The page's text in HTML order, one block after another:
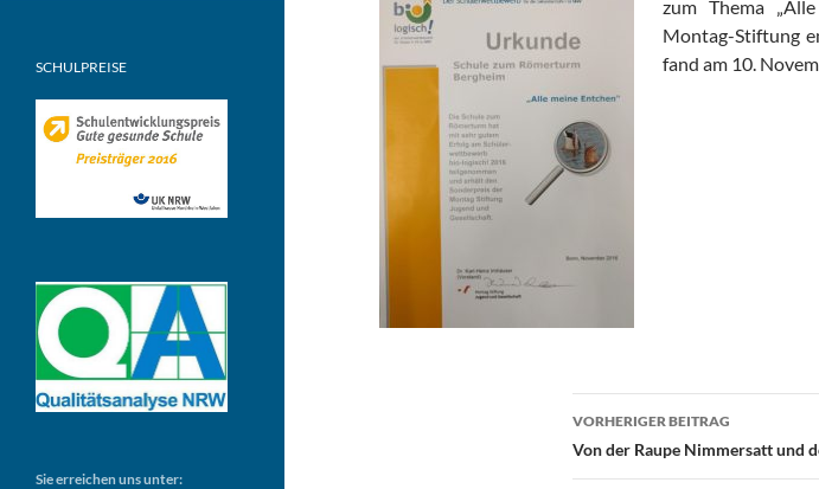
zum Thema
Montag-Stiftung
fand am 10.
Beitragsnavigation
VORHERIGER BEITRAG
Von der Raupe Nimmersatt und
SCHULPREISE
Sie erreichen uns unter: